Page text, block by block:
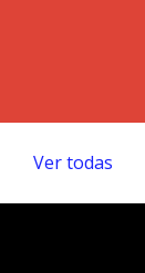
Ver todas